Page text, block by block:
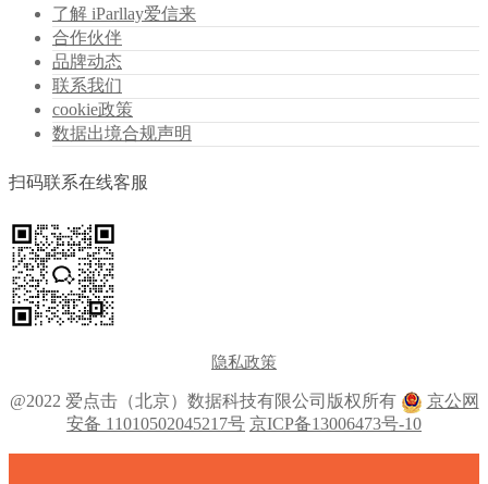
了解 iParllay爱信来
合作伙伴
品牌动态
联系我们
cookie政策
数据出境合规声明
扫码联系在线客服
隐私政策
@2022 爱点击（北京）数据科技有限公司版权所有
京公网
安备 11010502045217号 京ICP备13006473号-10